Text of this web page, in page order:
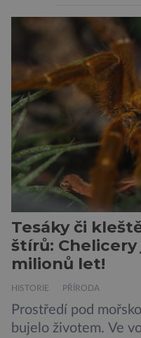
této souvislosti je
Guinnessovy knihy
názvu nežije pouze
je mu valná část
vyskytuje se rovněž
Tesáky či
štírů:
milionů let!
HISTORIE PŘÍRODA
Prostředí pod
bujelo životem. Ve